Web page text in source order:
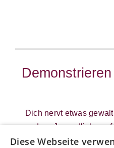
Dich nervt etwas
andere Jugendliche
aufmerksam machen?
Diese Webseite